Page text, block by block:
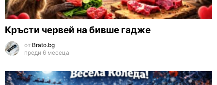
Кръсти червей на бивше гадже
от Brato.bg
преди 6 месеца